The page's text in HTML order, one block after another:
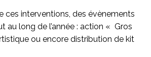
ces interventions, des évènements
au long de l’année : action « Gros
ou encore distribution de kit